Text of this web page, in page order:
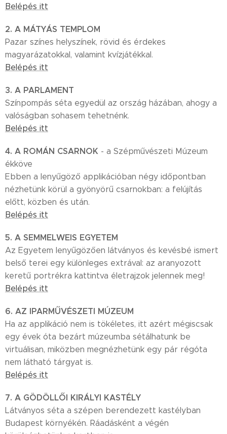
Belépés itt
2. A MÁTYÁS TEMPLOM
Pazar színes helyszínek, rövid és érdekes
magyarázatokkal, valamint kvízjátékkal.
Belépés itt
3. A PARLAMENT
Színpompás séta egyedül az ország házában, ahogy a
valóságban sohasem tehetnénk.
Belépés itt
4. A ROMÁN CSARNOK - a Szépművészeti Múzeum
ékköve
Ebben a lenyűgöző applikációban négy időpontban
nézhetünk körül a gyönyörű csarnokban: a felújítás
előtt, közben és után.
Belépés itt
5. A SEMMELWEIS EGYETEM
Az Egyetem lenyűgözően látványos és kevésbé ismert
belső terei egy különleges extrával: az aranyozott
keretű portrékra kattintva életrajzok jelennek meg!
Belépés itt
6. AZ IPARMŰVÉSZETI MÚZEUM
Ha az applikáció nem is tökéletes, itt azért mégiscsak
egy évek óta bezárt múzeumba sétálhatunk be
virtuálisan, miközben megnézhetünk egy pár régóta
nem látható tárgyat is.
Belépés itt
7. A GÖDÖLLŐI KIRÁLYI KASTÉLY
Látványos séta a szépen berendezett kastélyban
Budapest környékén. Ráadásként a végén